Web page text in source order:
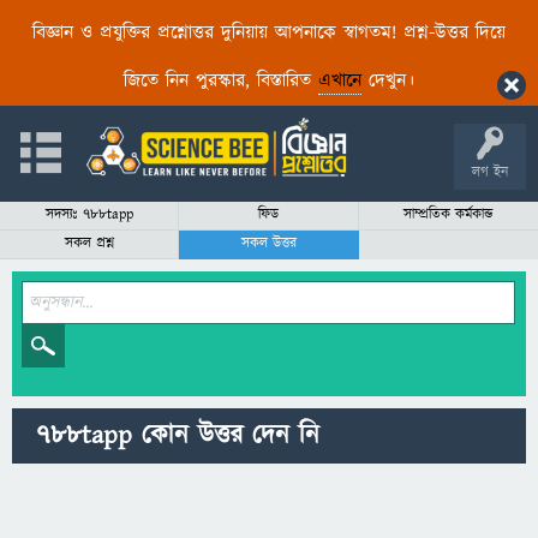
বিজ্ঞান ও প্রযুক্তির প্রশ্নোত্তর দুনিয়ায় আপনাকে স্বাগতম! প্রশ্ন-উত্তর দিয়ে
জিতে নিন পুরস্কার, বিস্তারিত এখানেদেখুন।
লগ ইন
সদস্যঃ 788tapp ফিড
সাম্প্রতিক কর্মকান্ড
সকল প্রশ্ন
সকল উত্তর
788tapp কোন উত্তর দেন নি